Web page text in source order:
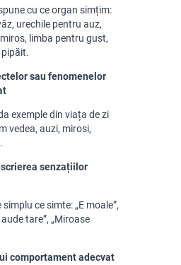
cu ce organ simțim:
urechile pentru auz,
limba pentru gust,
pipăit.
sau fenomenelor
exemple din viața de zi
vedea, auzi, mirosi,
senzațiilor
simplu ce simte: „E moale”,
aude tare”, „Miroase
comportament adecvat